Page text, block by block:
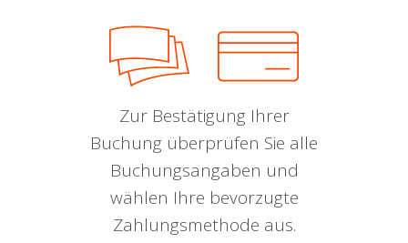
Zur Bestätigung Ihrer
Buchung überprüfen Sie alle
Buchungsangaben und
wählen Ihre bevorzugte
Zahlungsmethode aus.